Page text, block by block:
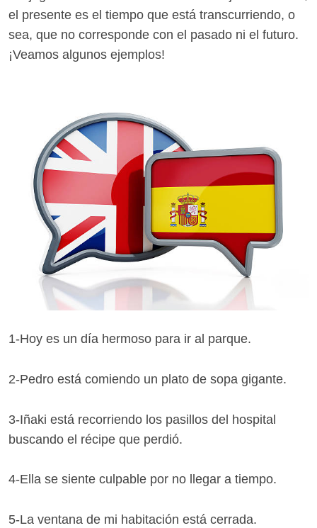
el presente es el tiempo que está transcurriendo, o
sea, que no corresponde con el pasado ni el futuro.
¡Veamos algunos ejemplos!
1-Hoy es un día hermoso para ir al parque.
2-Pedro está comiendo un plato de sopa gigante.
3-Iñaki está recorriendo los pasillos del hospital
buscando el récipe que perdió.
4-Ella se siente culpable por no llegar a tiempo.
5-La ventana de mi habitación está cerrada.